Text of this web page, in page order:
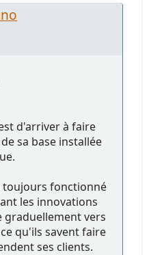
d'arriver à faire
sa base installée
toujours fonctionné
les innovations
graduellement vers
qu'ils savent faire
ses clients.